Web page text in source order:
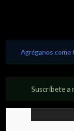
Agréganos como
Suscríbete a